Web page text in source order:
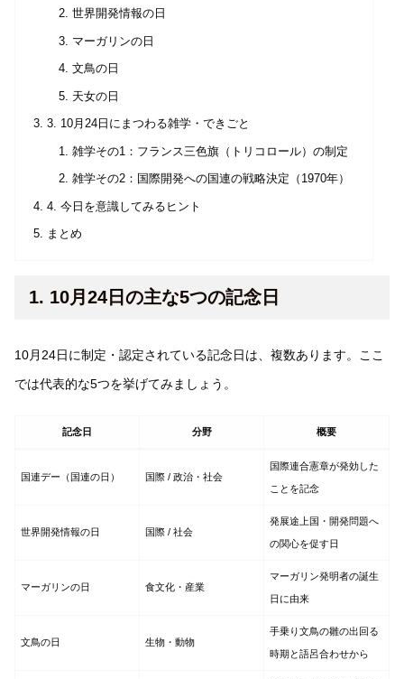
世界開発情報の日
マーガリンの日
文鳥の日
天女の日
3. 10月24日にまつわる雑学・できごと
雑学その1：フランス三色旗（トリコロール）の制定
雑学その2：国際開発への国連の戦略決定（1970年）
4. 今日を意識してみるヒント
まとめ
1. 10月24日の主な5つの記念日
10月24日に制定・認定されている記念日は、複数あります。ここ
では代表的な5つを挙げてみましょう。
記念日 分野 概要
国連デー（国連の日） 国際 / 政治・社会
国際連合憲章が発効した
ことを記念
世界開発情報の日 国際 / 社会
発展途上国・開発問題へ
の関心を促す日
マーガリンの日 食文化・産業
マーガリン発明者の誕生
日に由来
文鳥の日 生物・動物
手乗り文鳥の雛の出回る
時期と語呂合わせから